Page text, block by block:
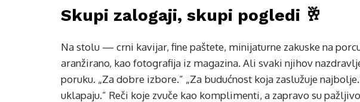
Skupi zalogaji, skupi pogledi 🥂
Na stolu — crni kavijar, fine paštete, minijaturne zakuske na
aranžirano, kao fotografija iz magazina. Ali svaki njihov
poruku. „Za dobre izbore.” „Za budućnost koja zaslužuje
uklapaju.” Reči koje zvuče kao komplimenti, a zapravo su